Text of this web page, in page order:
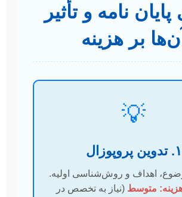
نامه و تأثیر
آن‌ها بر هزینه
💡
۱. تدوین پروپوزال
اهداف و روش‌شناسی اولیه.
هزینه: متوسط(نیاز به تخصص در